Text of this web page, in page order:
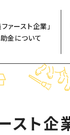
ファースト企業」
金について
スト企